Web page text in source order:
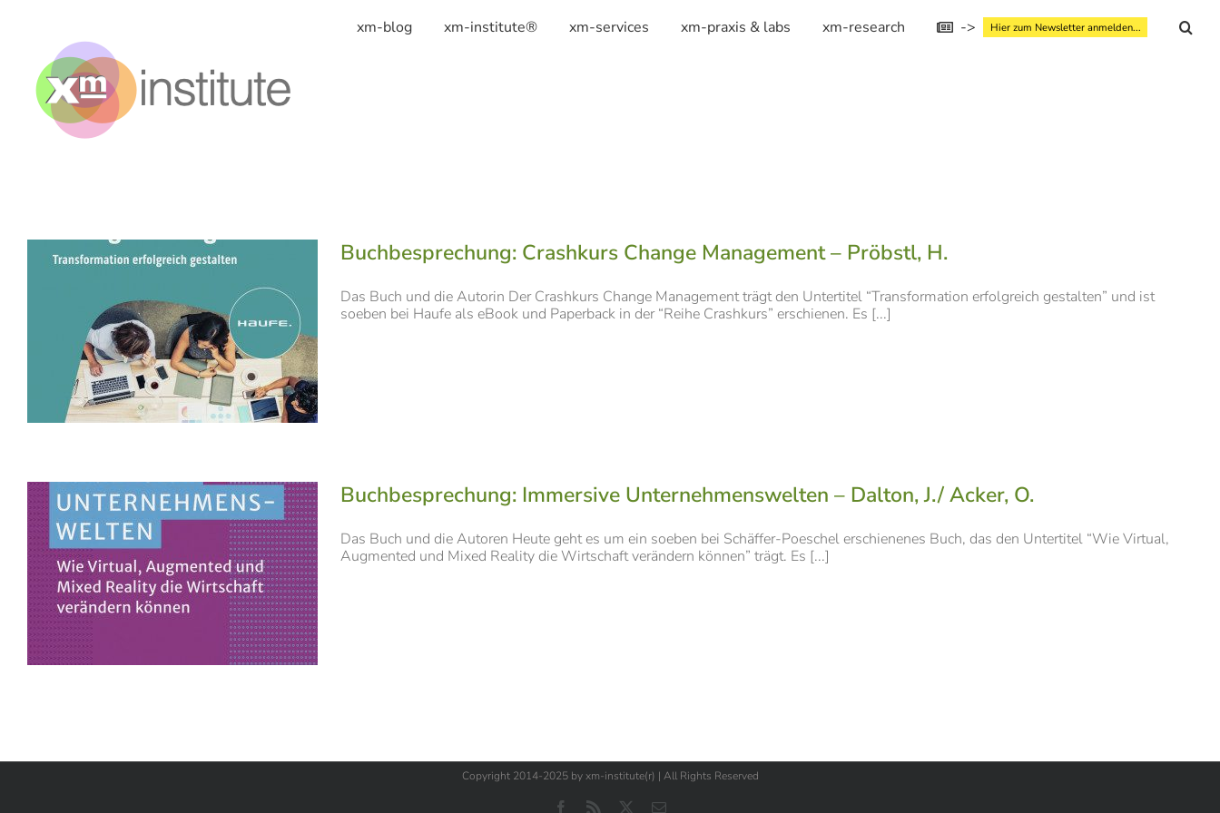
xm-blog xm-institute® xm-services xm-praxis & labs xm-research -> Hier zum Newsletter anmelden...
Buchbesprechung: Crashkurs Change Management – Pröbstl, H.
Das Buch und die Autorin Der Crashkurs Change Management trägt den Untertitel “Transformation erfolgreich gestalten” und ist
soeben bei Haufe als eBook und Paperback in der “Reihe Crashkurs” erschienen. Es [...]
Buchbesprechung: Immersive Unternehmenswelten – Dalton, J./ Acker, O.
Das Buch und die Autoren Heute geht es um ein soeben bei Schäffer-Poeschel erschienenes Buch, das den Untertitel “Wie Virtual,
Augmented und Mixed Reality die Wirtschaft verändern können” trägt. Es [...]
Copyright 2014-2025 by xm-institute(r) | All Rights Reserved
Facebook
Rss E-